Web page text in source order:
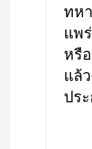
ทห
แพ
หรื
แล้
ปร